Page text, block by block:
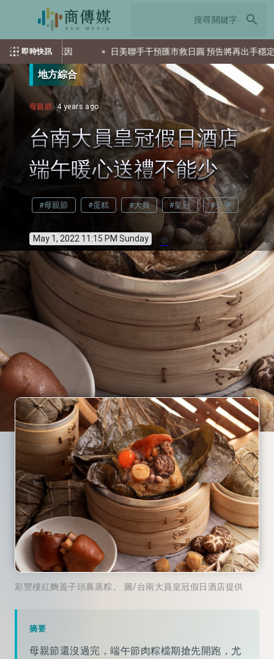
search
即時快訊
層原因 日美聯手干預匯市救日圓 預告將再出手穩定匯價
地方綜合
母親節 4 years ago
台南大員皇冠假日酒店
端午暖心送禮不能少
#母親節 #蛋糕 #大員 #皇冠 #安平
May 1, 2022 11:15 PM Sunday
彩豐樓紅麴蓋子頭裹蒸粽。 圖/台南大員皇冠假日酒店提供
摘要
母親節還沒過完，端午節肉粽檔期搶先開跑，尤